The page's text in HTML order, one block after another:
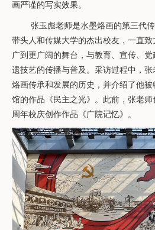
画严谨的写实效果。
张玉彪老师是水墨烙画的第三代
带头人和传媒大学的杰出校友，一直
广到更广阔的舞台， 与教育、宣传、
遗技艺的传播与普及。 采访过程中，张
烙画传承和发展的历史，并介绍了他被
馆的作品《民主之光》。此前，张老
周年校庆创作作品《广院记忆》。